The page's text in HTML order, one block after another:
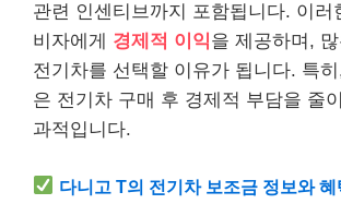
관련 인센티브까지 포함됩니다. 이러
비자에게 경제적 이익을 제공하며,
전기차를 선택할 이유가 됩니다. 특
은 전기차 구매 후 경제적 부담을 줄
과적입니다.
다니고 T의 전기차 보조금 정보와